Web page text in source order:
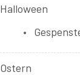
Halloween
Ostern